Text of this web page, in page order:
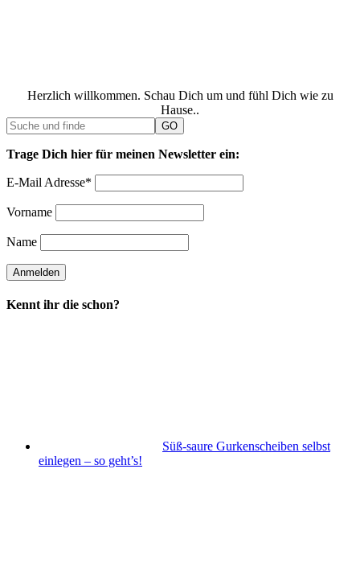
Herzlich willkommen. Schau Dich um und fühl Dich wie zu
Hause..
Trage Dich hier für meinen Newsletter ein:
E-Mail Adresse*
Vorname
Name
Kennt ihr die schon?
Süß-saure Gurkenscheiben selbst
einlegen – so geht’s!